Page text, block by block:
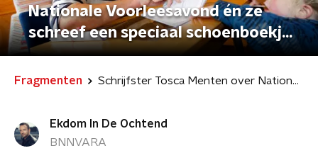
Nationale Voorleesavond én ze
schreef een speciaal schoenboekje
voor Sinterklaas
Fragmenten Schrijfster Tosca Menten over Nationale Voorleesavond én ze schreef een speciaal schoenboekje voor Sinterklaas
Ekdom In De Ochtend
BNNVARA